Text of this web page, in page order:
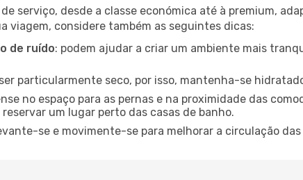
serviço, desde a classe económica até à premium,
viagem, considere também as seguintes dicas:
de ruído: podem ajudar a criar um ambiente mais
particularmente seco, por isso, mantenha-se
no espaço para as pernas e na proximidade das
um lugar perto das casas de banho.
se e movimente-se para melhorar a circulação